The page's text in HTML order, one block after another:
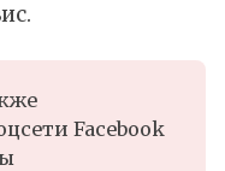
Facebook